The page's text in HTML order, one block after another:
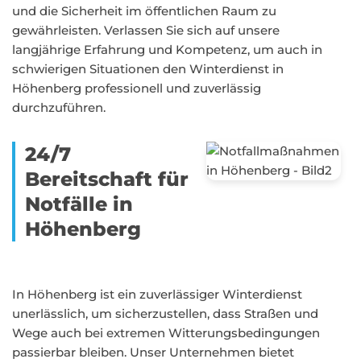
und die Sicherheit im öffentlichen Raum zu
gewährleisten. Verlassen Sie sich auf unsere
langjährige Erfahrung und Kompetenz, um auch in
schwierigen Situationen den Winterdienst in
Höhenberg professionell und zuverlässig
durchzuführen.
24/7
Bereitschaft für
Notfälle in
Höhenberg
In Höhenberg ist ein zuverlässiger Winterdienst
unerlässlich, um sicherzustellen, dass Straßen und
Wege auch bei extremen Witterungsbedingungen
passierbar bleiben. Unser Unternehmen bietet